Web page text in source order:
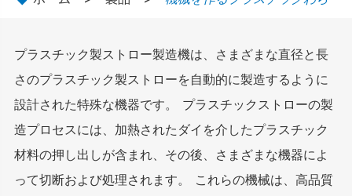
プラスチック製ストロー製造機は、さまざまな直径と長
さのプラスチック製ストローを自動的に製造するように
設計された特殊な機器です。 プラスチックストローの製
造プロセスには、加熱されたダイを介したプラスチック
材料の押し出しが含まれ、その後、さまざまな機器によ
って切断および処理されます。 これらの機械は、高品質